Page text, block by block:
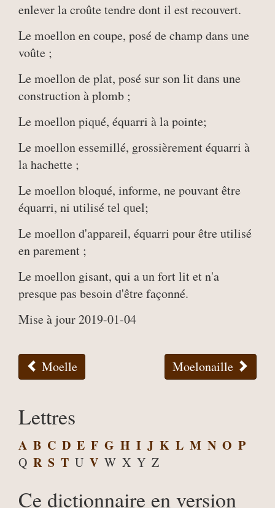
enlever la croûte tendre dont il est recouvert.
Le moellon en coupe, posé de champ dans une
voûte ;
Le moellon de plat, posé sur son lit dans une
construction à plomb ;
Le moellon piqué, équarri à la pointe;
Le moellon essemillé, grossièrement équarri à
la hachette ;
Le moellon bloqué, informe, ne pouvant être
équarri, ni utilisé tel quel;
Le moellon d'appareil, équarri pour être utilisé
en parement ;
Le moellon gisant, qui a un fort lit et n'a
presque pas besoin d'être façonné.
Mise à jour 2019-01-04
Moelle Moelonaille
Lettres
A B C D E F G H I J K L M N O P
Q R S T U V W X Y Z
Ce dictionnaire en version